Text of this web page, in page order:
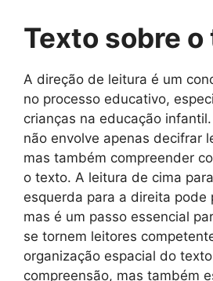
Texto sobre o
A direção de leitura é um
no processo educativo,
crianças na educação
não envolve apenas decifrar
mas também compreender
o texto. A leitura de cima
esquerda para a direita pode
mas é um passo essencial
se tornem leitores
organização espacial do
compreensão, mas também